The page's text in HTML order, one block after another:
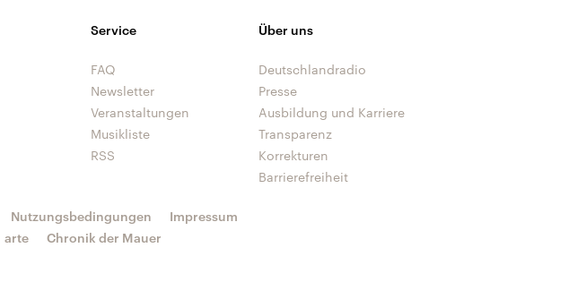
Service
FAQ
Newsletter
Veranstaltungen
Musikliste
RSS
Über uns
Deutschlandradio
Presse
Ausbildung und Karriere
Transparenz
Korrekturen
Barrierefreiheit
Nutzungsbedingungen
Impressum
arte Chronik der Mauer